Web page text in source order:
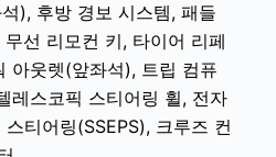
), 후방 경보 시스템, 패들
선 리모컨 키, 타이어 리페
아웃렛(앞좌석), 트립 컴퓨
레스코픽 스티어링 휠, 전자
티어링(SSEPS), 크루즈 컨